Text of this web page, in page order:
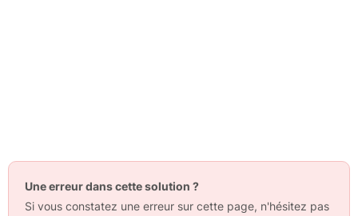
Une erreur dans cette solution ?
Si vous constatez une erreur sur cette page, n'hésitez pas